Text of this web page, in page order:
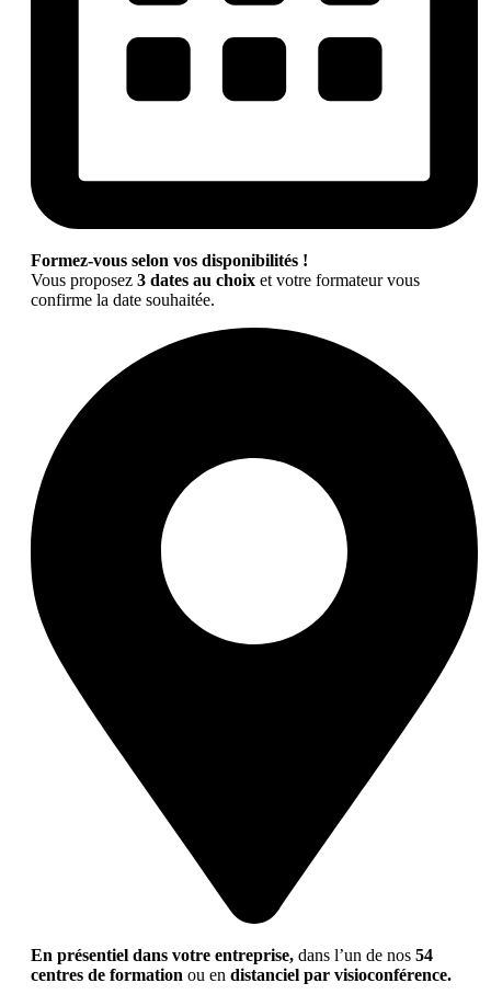
Formez-vous selon vos disponibilités !
Vous proposez 3 dates au choix et votre formateur vous
confirme la date souhaitée.
En présentiel dans votre entreprise, dans l’un de nos 54
centres de formation ou en distanciel par visioconférence.